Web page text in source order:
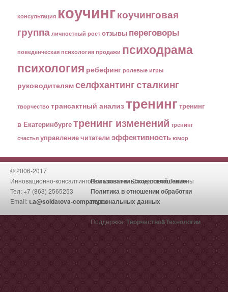
консультация коучингкоучинговая
группа личностный рост отзывы переговоры
поведенческая психология продажи психодрама
психология ребефинг ролевые игры
руководителямселфхантингсталкинг
творчество трансактный анализтренинг тренинг
в Екатеринбургетренинг изменений тренинг
счастья управлениечитатели эффективность юмор
© 2006-2017
Инновационно-консалтинговая компания Солдатовой Татьяны
Тел: +7 (863) 2565253
Email:t.a@soldatova-company.ru
Пользовательское соглашение
Политика в отношении обработки
персональных данных
Поддержка: Творчество&Технологии